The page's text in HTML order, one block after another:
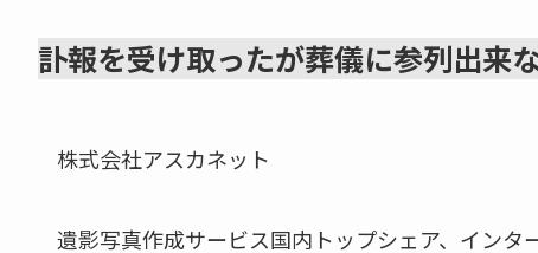
訃報を受け取ったが葬儀に参列出来
株式会社アスカネット
遺影写真作成サービス国内トップシェア、インタ